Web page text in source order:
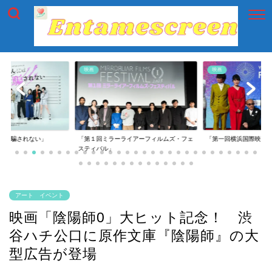
は騙されない」
映画
「第１回ミラーライアーフィルムズ・フェ
スティバル」
映画
「第一回横浜国際映画
アート イベント
映画「陰陽師0」大ヒット記念！ 渋
谷ハチ公口に原作文庫『陰陽師』の大
型広告が登場